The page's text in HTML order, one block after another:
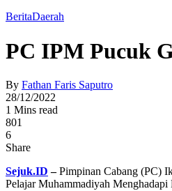
BeritaDaerah
PC IPM Pucuk
By Fathan Faris Saputro
28/12/2022
1 Mins read
801
6
Share
Sejuk.ID –Pimpinan Cabang (PC)
Pelajar Muhammadiyah Menghadapi